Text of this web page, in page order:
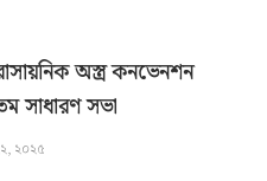
অস্ত্র কনভেনশন
সাধারণ সভা
২০২৫